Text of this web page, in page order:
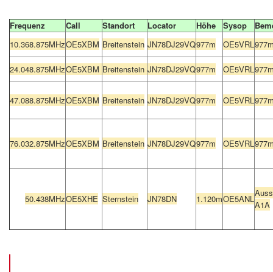
Frequenz Call Standort Locator Höhe Sysop
10.368.875MHzOE5XBM Breitenstein JN78DJ29VQ977m OE5VRL
24.048.875MHzOE5XBM Breitenstein JN78DJ29VQ977m OE5VRL
47.088.875MHzOE5XBM Breitenstein JN78DJ29VQ977m OE5VRL
76.032.875MHzOE5XBM Breitenstein JN78DJ29VQ977m OE5VRL
50.438MHzOE5XHE Sternstein JN78DN 1.120mOE5ANL
A1A